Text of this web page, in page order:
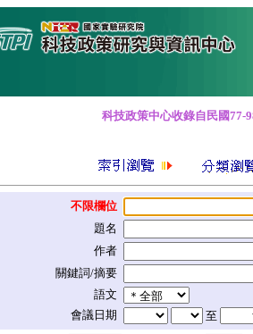
科技政策中心收錄自民國77-
不限欄位
題名
作者
關鍵詞/摘要
語文
會議日期
至